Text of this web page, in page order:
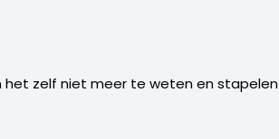
het zelf niet meer te weten en stapelen